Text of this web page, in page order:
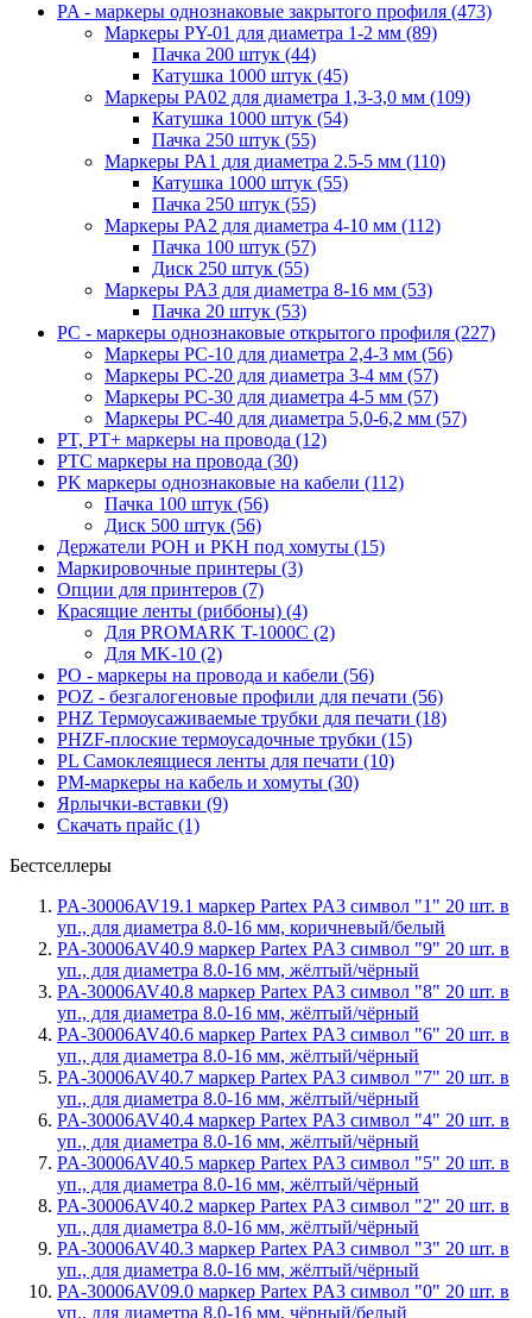
PA - маркеры однознаковые закрытого профиля (473)
Маркеры PY-01 для диаметра 1-2 мм (89)
Пачка 200 штук (44)
Катушка 1000 штук (45)
Маркеры PA02 для диаметра 1,3-3,0 мм (109)
Катушка 1000 штук (54)
Пачка 250 штук (55)
Маркеры PA1 для диаметра 2.5-5 мм (110)
Катушка 1000 штук (55)
Пачка 250 штук (55)
Маркеры PA2 для диаметра 4-10 мм (112)
Пачка 100 штук (57)
Диск 250 штук (55)
Маркеры PA3 для диаметра 8-16 мм (53)
Пачка 20 штук (53)
PC - маркеры однознаковые открытого профиля (227)
Маркеры PC-10 для диаметра 2,4-3 мм (56)
Маркеры PC-20 для диаметра 3-4 мм (57)
Маркеры PC-30 для диаметра 4-5 мм (57)
Маркеры PC-40 для диаметра 5,0-6,2 мм (57)
PT, PT+ маркеры на провода (12)
PTC маркеры на провода (30)
PK маркеры однознаковые на кабели (112)
Пачка 100 штук (56)
Диск 500 штук (56)
Держатели POH и PKH под хомуты (15)
Маркировочные принтеры (3)
Опции для принтеров (7)
Красящие ленты (риббоны) (4)
Для PROMARK T-1000C (2)
Для MK-10 (2)
PO - маркеры на провода и кабели (56)
POZ - безгалогеновые профили для печати (56)
PHZ Термоусаживаемые трубки для печати (18)
PHZF-плоские термоусадочные трубки (15)
PL Самоклеящиеся ленты для печати (10)
PM-маркеры на кабель и хомуты (30)
Ярлычки-вставки (9)
Скачать прайс (1)
Бестселлеры
PA-30006AV19.1 маркер Partex PA3 символ "1" 20 шт. в
уп., для диаметра 8.0-16 мм, коричневый/белый
PA-30006AV40.9 маркер Partex PA3 символ "9" 20 шт. в
уп., для диаметра 8.0-16 мм, жёлтый/чёрный
PA-30006AV40.8 маркер Partex PA3 символ "8" 20 шт. в
уп., для диаметра 8.0-16 мм, жёлтый/чёрный
PA-30006AV40.6 маркер Partex PA3 символ "6" 20 шт. в
уп., для диаметра 8.0-16 мм, жёлтый/чёрный
PA-30006AV40.7 маркер Partex PA3 символ "7" 20 шт. в
уп., для диаметра 8.0-16 мм, жёлтый/чёрный
PA-30006AV40.4 маркер Partex PA3 символ "4" 20 шт. в
уп., для диаметра 8.0-16 мм, жёлтый/чёрный
PA-30006AV40.5 маркер Partex PA3 символ "5" 20 шт. в
уп., для диаметра 8.0-16 мм, жёлтый/чёрный
PA-30006AV40.2 маркер Partex PA3 символ "2" 20 шт. в
уп., для диаметра 8.0-16 мм, жёлтый/чёрный
PA-30006AV40.3 маркер Partex PA3 символ "3" 20 шт. в
уп., для диаметра 8.0-16 мм, жёлтый/чёрный
PA-30006AV09.0 маркер Partex PA3 символ "0" 20 шт. в
уп., для диаметра 8.0-16 мм, чёрный/белый